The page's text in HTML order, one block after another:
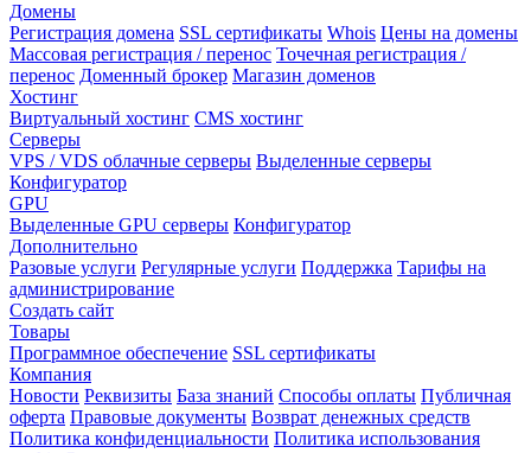
Домены
Регистрация домена SSL сертификаты Whois Цены на домены
Массовая регистрация / перенос Точечная регистрация /
перенос Доменный брокер Магазин доменов
Хостинг
Виртуальный хостинг CMS хостинг
Серверы
VPS / VDS облачные серверы Выделенные серверы
Конфигуратор
GPU
Выделенные GPU серверы Конфигуратор
Дополнительно
Разовые услуги Регулярные услуги Поддержка Тарифы на
администрирование
Создать сайт
Товары
Программное обеспечение SSL сертификаты
Компания
Новости Реквизиты База знаний Способы оплаты Публичная
оферта Правовые документы Возврат денежных средств
Политика конфиденциальности Политика использования